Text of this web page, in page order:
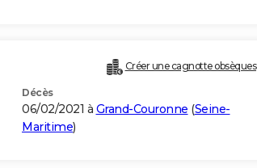
Créer une cagnotte obsèques
Décès
06/02/2021 à Grand-Couronne (Seine-
Maritime)